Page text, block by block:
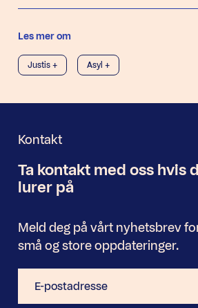
Les mer om
Justis + Asyl +
Kontakt
Nyhetsbrev
Ta kontakt med oss hvis
lurer på
Meld deg på vårt nyhetsbrev
små og store oppdateringer.
postadresse